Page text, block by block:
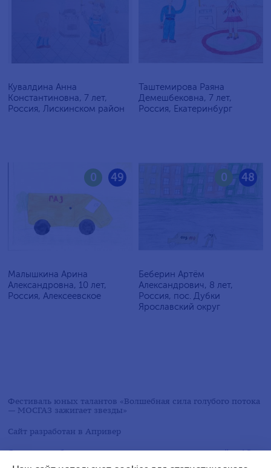
Кувалдина Анна
Константиновна, 7 лет,
Россия, Лискинском район
Таштемирова Раяна
Демешбековна, 7 лет,
Россия, Екатеринбург
49
0
Малышкина Арина
Александровна, 10 лет,
Россия, Алексеевское
48
0
Беберин Артём
Александрович, 8 лет,
Россия, пос. Дубки
Ярославский округ
Фестиваль юных талантов «Волшебная сила голубого потока
— МОСГАЗ зажигает звезды»
Сайт разработан в Апривер
Следите за обновлениями в социальных сетях на сайте АО